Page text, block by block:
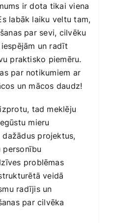
ir dota tikai viena
labāk laiku veltu tam,
par sevi, cilvēku
un radīt
praktisko piemēru.
par notikumiem ar
un mācos daudz!
tad meklēju
mieru
dažādus projektus,
personību
problēmas
veidā
radījis un
par cilvēka